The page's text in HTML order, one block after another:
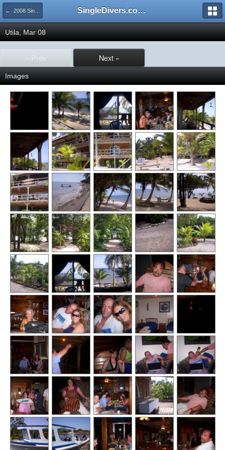
← 2008 SingleDivers.com Group Trips! SingleDivers.com Surface Interval INDEX
Utila, Mar 08
« Prev Next »
Images